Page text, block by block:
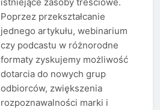
Poprzez przekształcanie
jednego artykułu, webinarium
czy podcastu w różnorodne
formaty zyskujemy możliwość
dotarcia do nowych grup
odbiorców, zwiększenia
rozpoznawalności marki i